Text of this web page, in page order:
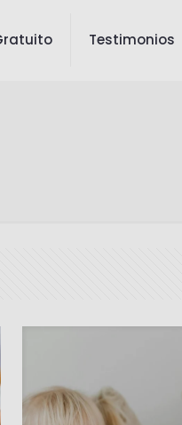
Testimonios